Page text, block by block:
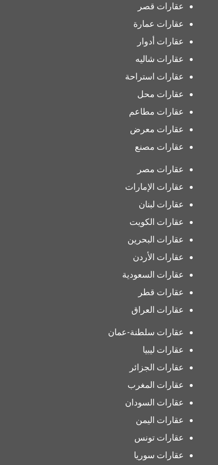
عقارات قصر
عقارات عمارة
عقارات أدوار
عقارات شاليه
عقارات استراحة
عقارات محل
عقارات مطاعم
عقارات معرض
عقارات مصنع
عقارات مصر
عقارات الإمارات
عقارات لبنان
عقارات الكويت
عقارات البحرين
عقارات الأردن
عقارات السعودية
عقارات قطر
عقارات العراق
عقارات سلطنة-عمان
عقارات ليبيا
عقارات الجزائر
عقارات المغرب
عقارات السودان
عقارات اليمن
عقارات تونس
عقارات سوريا